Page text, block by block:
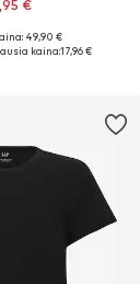
€
49,90 €
kaina:17,96 €